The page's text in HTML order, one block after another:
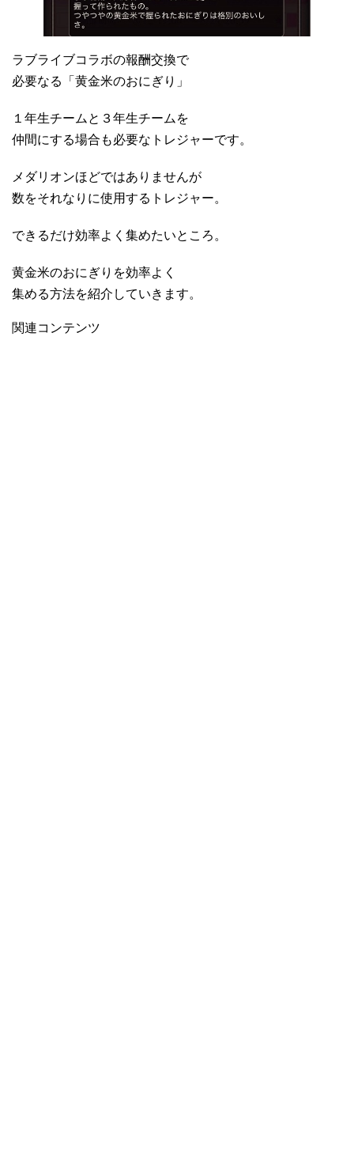
ラブライブコラボの報酬交換で
必要なる「黄金米のおにぎり」
１年生チームと３年生チームを
仲間にする場合も必要なトレジャーです。
メダリオンほどではありませんが
数をそれなりに使用するトレジャー。
できるだけ効率よく集めたいところ。
黄金米のおにぎりを効率よく
集める方法を紹介していきます。
関連コンテンツ